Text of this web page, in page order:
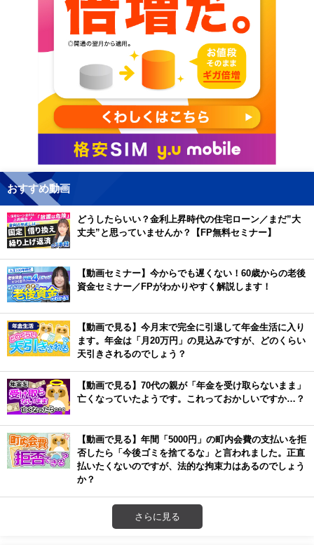
おすすめ動画
どうしたらいい？金利上昇時代の住宅ローン／まだ”大
丈夫”と思っていませんか？【FP無料セミナー】
【動画セミナー】今からでも遅くない！60歳からの老後
資金セミナー／FPがわかりやすく解説します！
【動画で見る】今月末で完全に引退して年金生活に入り
ます。年金は「月20万円」の見込みですが、どのくらい
天引きされるのでしょう？
【動画で見る】70代の親が「年金を受け取らないまま」
亡くなっていたようです。これっておかしいですか…？
【動画で見る】年間「5000円」の町内会費の支払いを拒
否したら「今後ゴミを捨てるな」と言われました。正直
払いたくないのですが、法的な拘束力はあるのでしょう
か？
さらに見る